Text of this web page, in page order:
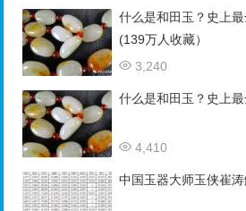
什么是和田玉？史上
(139万人收藏）
3,240
什么是和田玉？史上
4,410
中国玉器大师玉侠崔